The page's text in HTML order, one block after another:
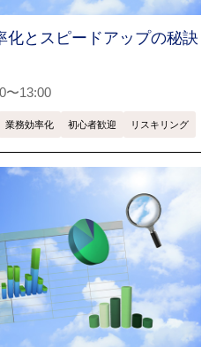
化とスピードアップの秘訣
〜13:00
業務効率化 初心者歓迎 リスキリング